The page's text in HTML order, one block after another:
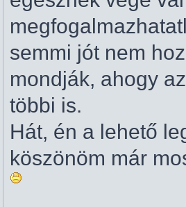
semmi jót nem
mondják, ahogy
többi is.
Hát, én a lehető
köszönöm már